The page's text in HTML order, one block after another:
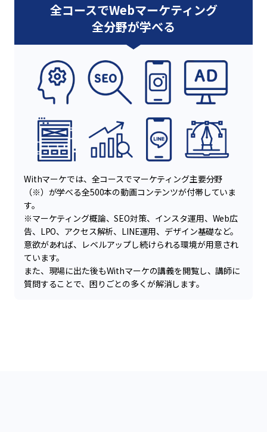
全コースでWebマーケティング
全分野が学べる
Withマーケでは、全コースでマーケティング主要分野
（※）が学べる全500本の動画コンテンツが付帯していま
す。
※マーケティング概論、SEO対策、インスタ運用、Web広
告、LPO、アクセス解析、LINE運用、デザイン基礎など。
意欲があれば、レベルアップし続けられる環境が用意され
ています。
また、現場に出た後もWithマーケの講義を閲覧し、講師に
質問することで、困りごとの多くが解消します。